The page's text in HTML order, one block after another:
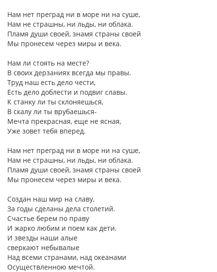
Нам нет преград ни в море ни на суше,
Нам не страшны, ни льды, ни облака.
Пламя души своей, знамя страны своей
Мы пронесем через миры и века.
Нам ли стоять на месте?
В своих дерзаниях всегда мы правы.
Труд наш есть дело чести,
Есть дело доблести и подвиг славы.
К станку ли ты склоняешься,
В скалу ли ты врубаешься-
Мечта прекрасная, еще не ясная,
Уже зовет тебя вперед.
Нам нет преград ни в море ни на суше,
Нам не страшны, ни льды, ни облака.
Пламя души своей, знамя страны своей
Мы пронесем через миры и века.
Создан наш мир на славу,
За годы сделаны дела столетий.
Счастье берем по праву
И жарко любим и поем как дети.
И звезды наши алые
сверкают небывалые
Над всеми странами, над океанами
Осуществленною мечтой.